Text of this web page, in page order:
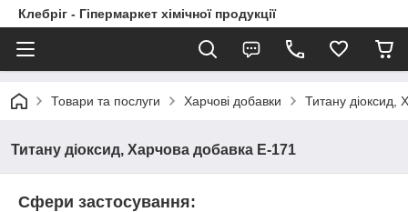
Клебріг - Гіпермаркет хімічної продукції
Товари та послуги Харчові добавки Титану діоксид,
Титану діоксид, Харчова добавка Е-171
Сфери застосування: